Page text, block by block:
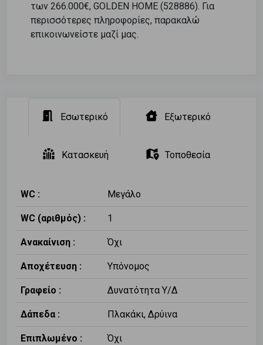
των 266.000€, GOLDEN HOME (528886). Για
περισσότερες πληροφορίες, παρακαλώ
επικοινωνείστε μαζί μας.
Εσωτερικό Εξωτερικό
Κατασκευή Τοποθεσία
WC : Μεγάλο
WC (αριθμός) : 1
Ανακαίνιση : Όχι
Αποχέτευση : Υπόνομος
Γραφείο : Δυνατότητα Υ/Δ
Δάπεδα : Πλακάκι, Δρύινα
Επιπλωμένο : Όχι